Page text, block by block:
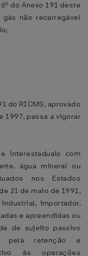
do Anexo 191 deste
não recarregável
do RICMS, aprovado
1997, passa a vigorar
interestaduais com
água mineral ou
nos Estados
21 de maio de 1991,
importador,
e apreendidas ou
de sujeito passivo
pela retenção e
às operações